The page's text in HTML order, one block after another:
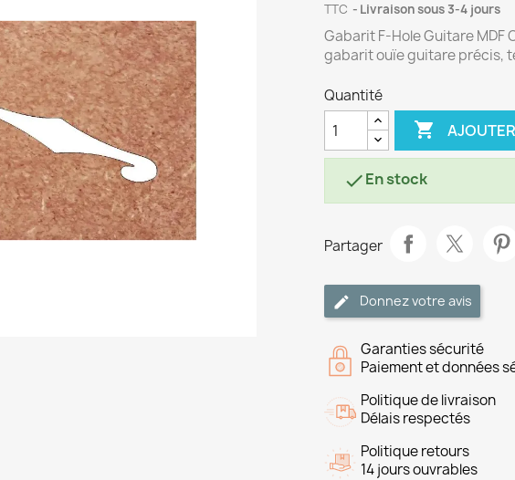
TTC Livraison sous 3-4 jours
Gabarit F-Hole Guitare MDF
gabarit ouïe guitare précis,
Quantité

En stock
Partager
Donnez votre avis
Garanties sécurité
Paiement et données
Politique de livraison
Délais respectés
Politique retours
14 jours ouvrables